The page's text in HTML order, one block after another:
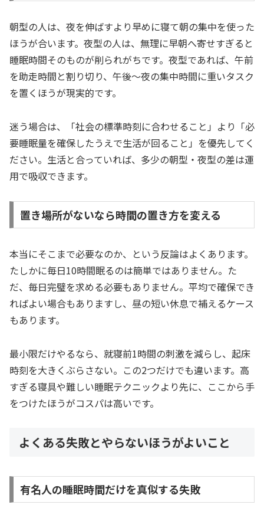
朝型の人は、夜を伸ばすより早めに寝て朝の集中を使った
ほうが合います。夜型の人は、無理に早朝へ寄せすぎると
睡眠時間そのものが削られがちです。夜型であれば、午前
を助走時間と割り切り、午後〜夜の集中時間に重いタスク
を置くほうが現実的です。
迷う場合は、「社会の標準時刻に合わせること」より「必
要睡眠量を確保したうえで生活が回ること」を優先してく
ださい。生活と合っていれば、多少の朝型・夜型の差は運
用で吸収できます。
置き場所がないなら時間の置き方を変える
本当にそこまで必要なのか、という反論はよくあります。
たしかに毎日10時間眠るのは簡単ではありません。た
だ、毎日完璧を求める必要もありません。平均で確保でき
ればよい場合もありますし、昼の短い休息で補えるケース
もあります。
最小限だけやるなら、就寝前1時間の刺激を減らし、起床
時刻を大きくぶらさない。この2つだけでも違います。高
すぎる寝具や難しい睡眠テクニックより先に、ここから手
をつけたほうがコスパは高いです。
よくある失敗とやらないほうがよいこと
有名人の睡眠時間だけを真似する失敗